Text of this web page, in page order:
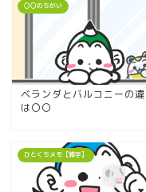
〇〇のちがい
ベランダとバルコニーの違
は〇〇
ひとくちメモ【雑学】